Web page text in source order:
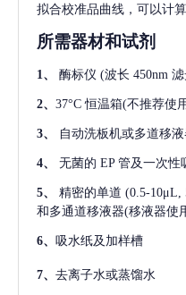
拟合校准品曲线，可以计
所需器材和试剂
1、 酶标仪 (波长 450nm
2、 37°C 恒温箱(不推荐使
3、 自动洗板机或多道移液
4、 无菌的 EP 管及一次性
5、 精密的单道 (0.5-10μL,
和多通道移液器(移液器使
6、 吸水纸及加样槽
7、 去离子水或蒸馏水